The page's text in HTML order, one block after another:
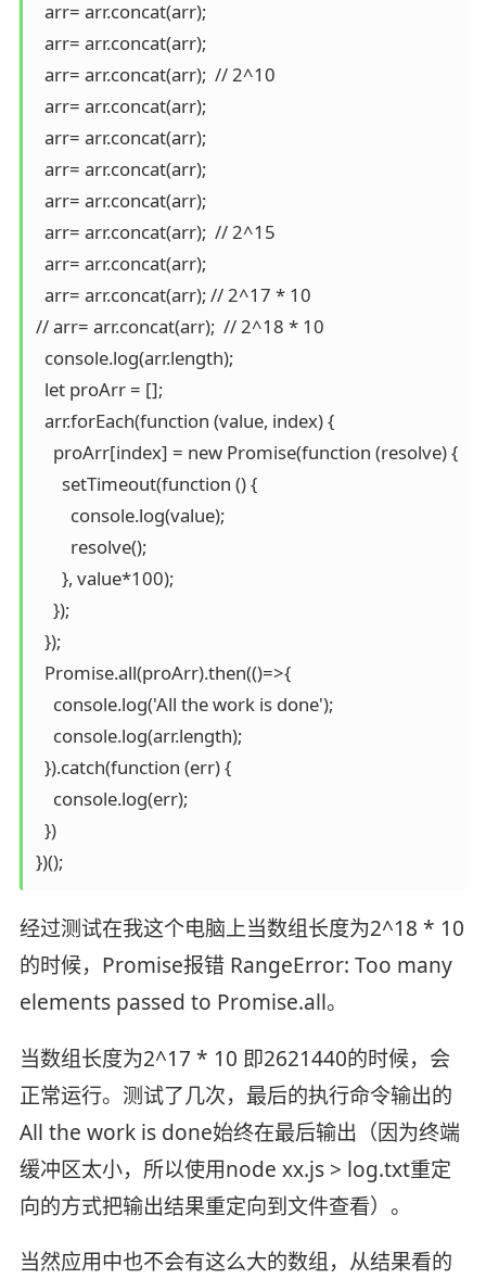
  arr= arr.concat(arr);
  arr= arr.concat(arr);
  arr= arr.concat(arr);  // 2^10
  arr= arr.concat(arr);
  arr= arr.concat(arr);
  arr= arr.concat(arr);
  arr= arr.concat(arr);
  arr= arr.concat(arr);  // 2^15
  arr= arr.concat(arr);
  arr= arr.concat(arr); // 2^17 * 10
// arr= arr.concat(arr);  // 2^18 * 10
  console.log(arr.length);
  let proArr = [];
  arr.forEach(function (value, index) {
    proArr[index] = new Promise(function (resolve) {
      setTimeout(function () {
        console.log(value);
        resolve();
      }, value*100);
    });
  });
  Promise.all(proArr).then(()=>{
    console.log('All the work is done');
    console.log(arr.length);
  }).catch(function (err) {
    console.log(err);
  })
})();
经过测试在我这个电脑上当数组长度为2^18 * 10
的时候，Promise报错 RangeError: Too many
elements passed to Promise.all。
当数组长度为2^17 * 10 即2621440的时候，会
正常运行。测试了几次，最后的执行命令输出的
All the work is done始终在最后输出（因为终端
缓冲区太小，所以使用node xx.js > log.txt重定
向的方式把输出结果重定向到文件查看）。
当然应用中也不会有这么大的数组，从结果看的